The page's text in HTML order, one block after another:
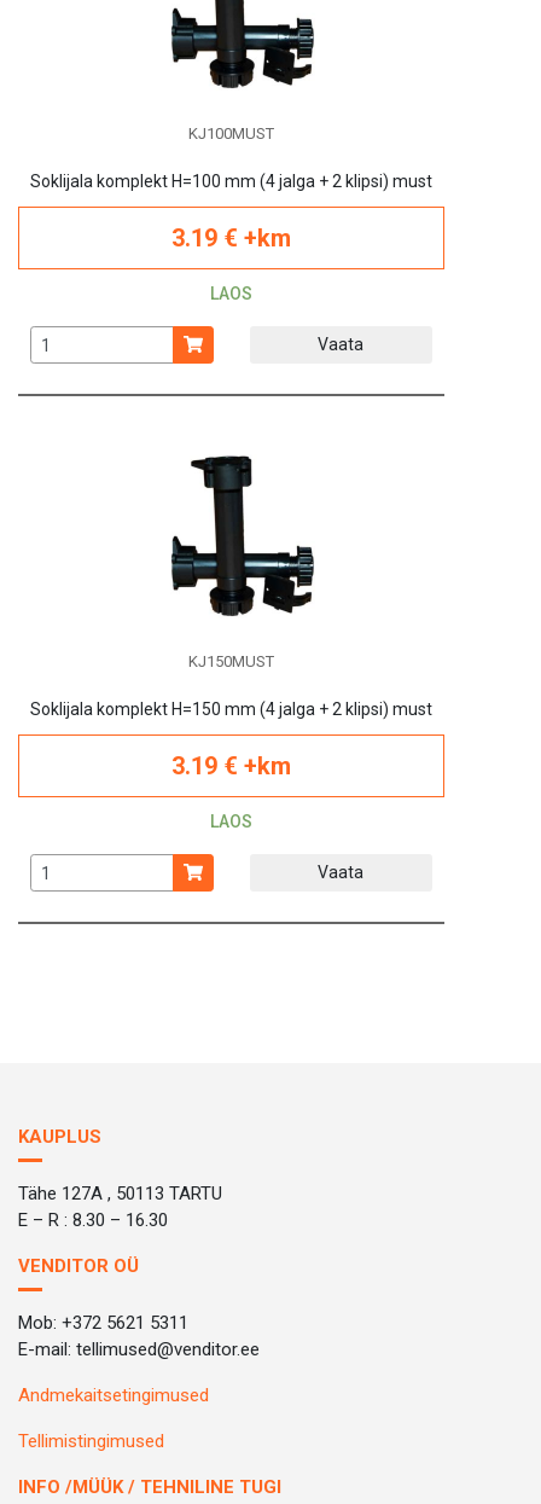
KJ100MUST
Soklijala komplekt H=100 mm (4 jalga + 2 klipsi) must
3.19 € +km
LAOS
Vaata
KJ150MUST
Soklijala komplekt H=150 mm (4 jalga + 2 klipsi) must
3.19 € +km
LAOS
Vaata
KAUPLUS
Tähe 127A , 50113 TARTU
E – R : 8.30 – 16.30
VENDITOR OÜ
Mob: +372 5621 5311
E-mail: tellimused@venditor.ee
Andmekaitsetingimused
Tellimistingimused
INFO /MÜÜK / TEHNILINE TUGI